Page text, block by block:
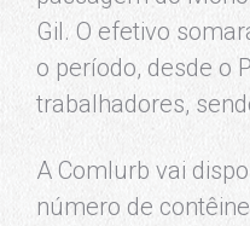
Gil. O efetivo
o período, desde o
trabalhadores,
A Comlurb vai
número de